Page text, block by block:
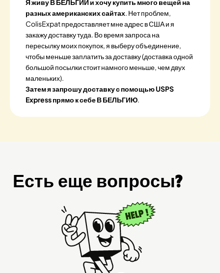
Я живу В БЕЛЬГИИ и хочу купить много вещей на
разных американских сайтах. Нет проблем,
ColisExpat предоставляет мне адрес в США и я
закажу доставку туда. Во время запроса на
пересылку моих покупок, я выберу объединение,
чтобы меньше заплатить за доставку (доставка одной
большой посылки стоит намного меньше, чем двух
маленьких).
Затем я запрошу доставку с помощью USPS
Express прямо к себе В БЕЛЬГИЮ.
Есть еще вопросы?